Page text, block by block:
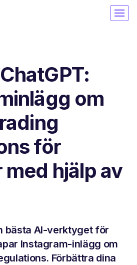
om
för
hjälp av
bästa AI-verktyget för
Instagram-inlägg om
Förbättra dina